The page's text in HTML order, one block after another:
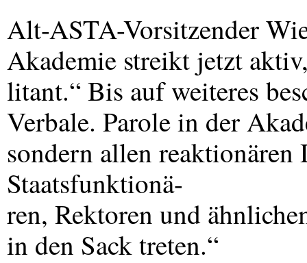
Alt-ASTA-Vorsitzender
Akademie streikt jetzt
litant.“ Bis auf weiteres
Verbale. Parole in der
sondern allen
Staatsfunktionä-
ren, Rektoren und
in den Sack treten.“